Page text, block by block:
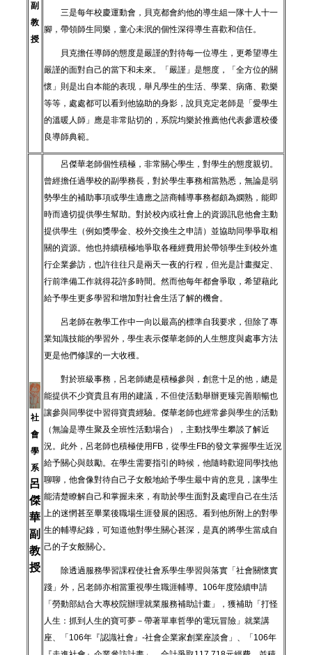
副
教
授
三是每年校慶運動會，貝克都會約他的導生組一隊十人十一
腳，帶領師生同樂，童心未泯的個性深得導生喜歡和信任。
貝克擔任導師的態度是嚴謹的對待每一位導生，更希望導生
嚴謹的面對自己的當下和未來。「嚴謹」是態度，「全方位的關
懷」則是出自本能的表現，舉凡學生的生活、學業、病痛、歡樂
等等，處處都可以看到他協助的身影，說貝克定老師是「愛學生
的溫暖人師」應是非常貼切的，系院均樂於推薦他代表參選校優
良導師典範。
社
會
學
系
呂
傑
華
副
教
授
呂傑華老師個性積極，非常關心學生，對學生的態度親切。
曾經擔任過學校的副學務長，對於學生事務相當熟悉，無論是弱
勢學生的補助事項或學生適應之諮商輔導事務都頗為嫻熟，能即
時而適切提供學生幫助。對於校內或社會上的資源訊息他會主動
提供學生（例如獎學金、校外交換生之申請）並協助同學爭取相
關的資源。他也持續積極地爭取各種經費用於帶領學生到校外進
行企業參訪，也許往往只是兩天一夜的行程，但光是計畫擬定、
行前準備工作就得花許多時間。然而他每年都會爭取，希望藉此
給予學生更多學習和增加對社會生活了解的機會。
呂老師在教學工作中一向以最高的標準自我要求，但除了專
業知識技能的學習外，學生表示傑華老師的人生態度與處事方法
更是他們修課的一大收穫。
對於班級事務，呂老師總是積極參與，創意十足的他，總是
能提供不少寶貴且有用的建議，不但使活動舉辦更臻完善順暢也
讓參與同學從中習得寶貴經驗。傑華老師也經常參與學生的活動
（無論是導生聚及全班性活動場合），主動找學生攀談了解近
況。此外，呂老師也積極使用FB，從學生FB的發文掌握學生近況
給予關心與鼓勵。在學生需要指引的時候，他隨時歡迎同學找他
聊聊，他會像對待自己子女般地給予學生最中肯的意見，讓學生
能清楚瞭解自己和掌握未來，有助於學生面對及處理自己在生活
上的迷惘甚至畢業後職場生涯發展的困惑。看到他所附上的對學
生的輔導紀錄，可知道他對學生關心甚深，是真的將學生當成自
己的子女般關心。
除透過服務學習課程使社會系學生學習與落實「社會關懷實
踐」外，呂老師亦相當重視學生職涯輔導。106年度陸續申請
「勞動部結合大專校院辦理就業服務補助計畫」，獲補助「打怪
人生：抓到人生的寶可夢－帶著單車哲學的電玩冒險」就業講
座、「106年『認識社會』-社會企業家創業座談會」、「106年